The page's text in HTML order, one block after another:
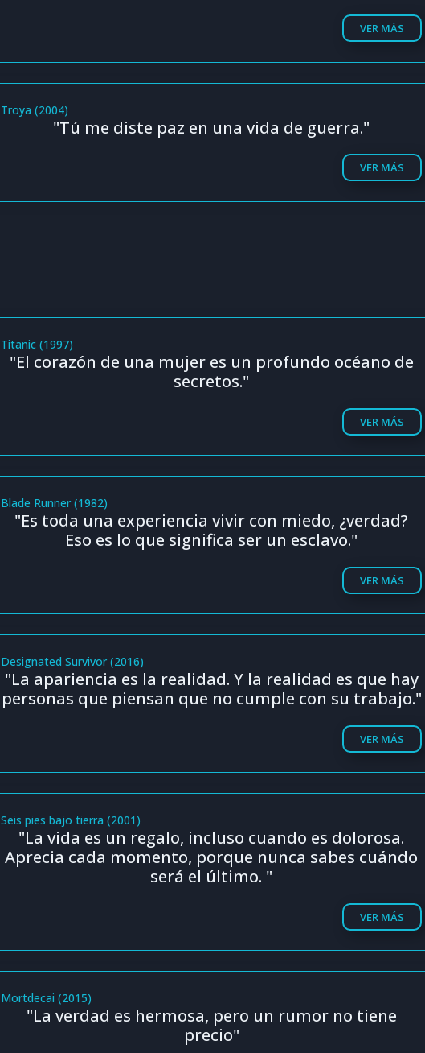
VER MÁS
Troya (2004)
"Tú me diste paz en una vida de guerra."
VER MÁS
Titanic (1997)
"El corazón de una mujer es un profundo océano de
secretos."
VER MÁS
Blade Runner (1982)
"Es toda una experiencia vivir con miedo, ¿verdad?
Eso es lo que significa ser un esclavo."
VER MÁS
Designated Survivor (2016)
"La apariencia es la realidad. Y la realidad es que hay
personas que piensan que no cumple con su trabajo."
VER MÁS
Seis pies bajo tierra (2001)
"La vida es un regalo, incluso cuando es dolorosa.
Aprecia cada momento, porque nunca sabes cuándo
será el último. "
VER MÁS
Mortdecai (2015)
"La verdad es hermosa, pero un rumor no tiene
precio"